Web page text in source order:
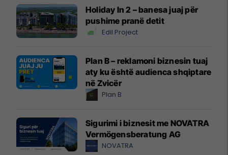
Holiday In 2 – banesa juaj për
pushime pranë detit
Edil Project
Plan B – reklamoni biznesin tuaj
aty ku është audienca shqiptare
në Zvicër
Plan B
Sigurimi i biznesit me NOVATRA
Vermögensberatung AG
NOVATRA